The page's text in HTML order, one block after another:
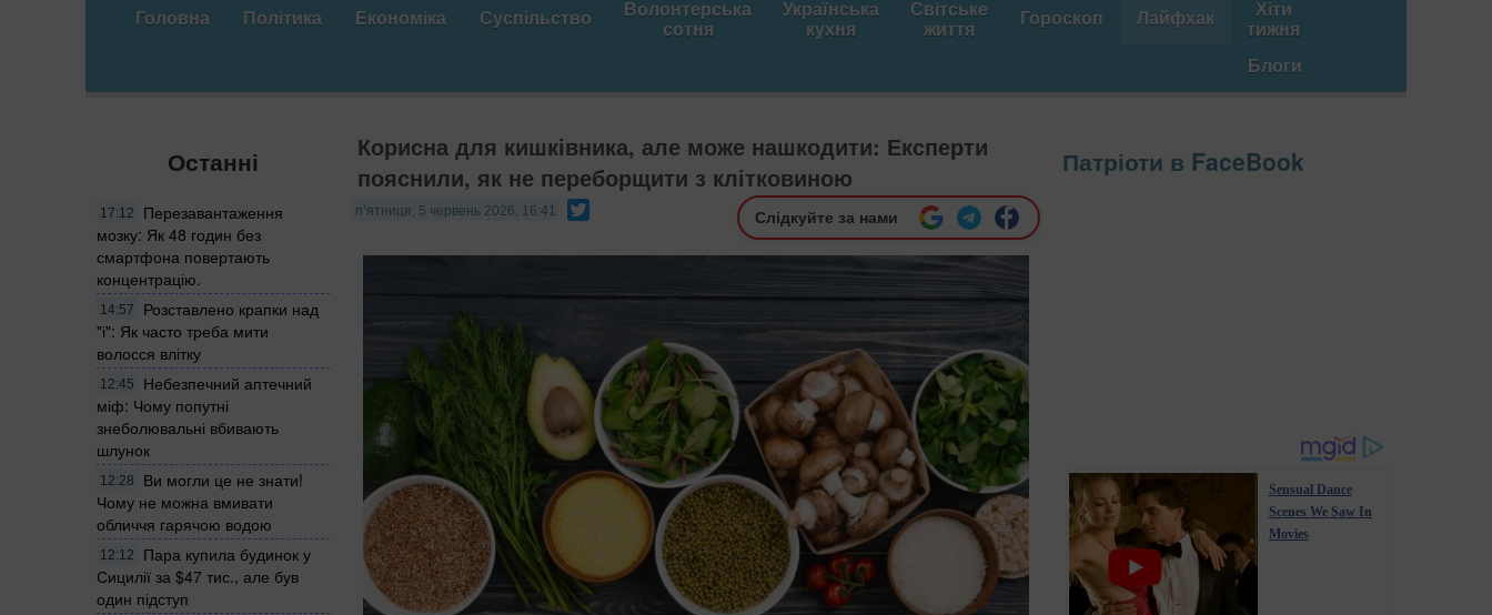
Головна Політика Економіка Суспільство Волонтерська
сотня
Українська
кухня
Світське
життя Гороскоп Лайфхак Хіти
тижня
Блоги
Останні
17:12
Перезавантаження
мозку: Як 48 годин без
смартфона повертають
концентрацію.
14:57
Розставлено крапки над
"і": Як часто треба мити
волосся влітку
12:45
Небезпечний аптечний
міф: Чому попутні
знеболювальні вбивають
шлунок
12:28
Ви могли це не знати!
Чому не можна вмивати
обличчя гарячою водою
12:12
Пара купила будинок у
Сицилії за $47 тис., але був
один підступ
Корисна для кишківника, але може нашкодити: Експерти
пояснили, як не переборщити з клітковиною
п’ятниця, 5 червень 2026, 16:41 Слідкуйте за нами
Патріоти в FaceBook
Sensual Dance
Scenes We Saw In
Movies